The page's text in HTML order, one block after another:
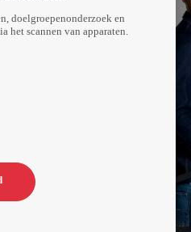
doelgroepenonderzoek en
scannen van apparaten.